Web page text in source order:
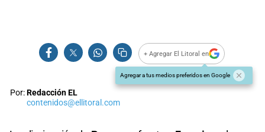
+ Agregar El Litoral en
Agregar a tus medios preferidos en Google
Por:Redacción EL
contenidos@ellitoral.com